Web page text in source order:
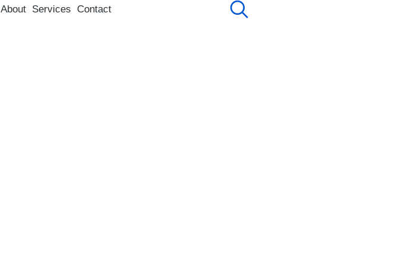
About Services Contact